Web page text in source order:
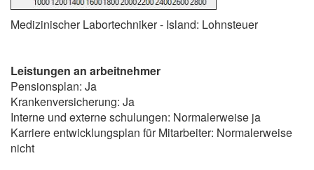
Medizinischer Labortechniker - Island: Lohnsteuer
Leistungen an arbeitnehmer
Pensionsplan: Ja
Krankenversicherung: Ja
Interne und externe schulungen: Normalerweise ja
Karriere entwicklungsplan für Mitarbeiter: Normalerweise
nicht